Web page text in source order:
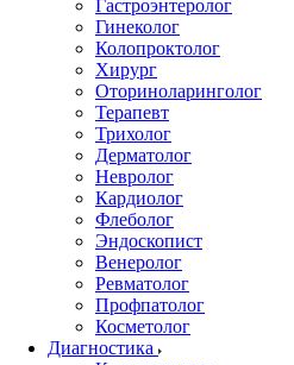
Гастроэнтеролог
Гинеколог
Колопроктолог
Хирург
Оториноларинголог
Терапевт
Трихолог
Дерматолог
Невролог
Кардиолог
Флеболог
Эндоскопист
Венеролог
Ревматолог
Профпатолог
Косметолог
Диагностика